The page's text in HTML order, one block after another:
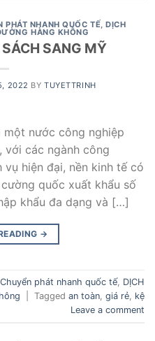
PHÁT NHANH QUỐC TẾ ,DỊCH
HÀNG KHÔNG
SANG MỸ
2022 BYTUYETTRINH
nước công nghiệp
với các ngành công
hiện đại, nền kinh tế có
quốc xuất khẩu số
khẩu đa dạng và […]
→
Chuyển phát nhanh quốc tế, DỊCH
Tagged an toàn giá rẻ kệ
Leave a comment